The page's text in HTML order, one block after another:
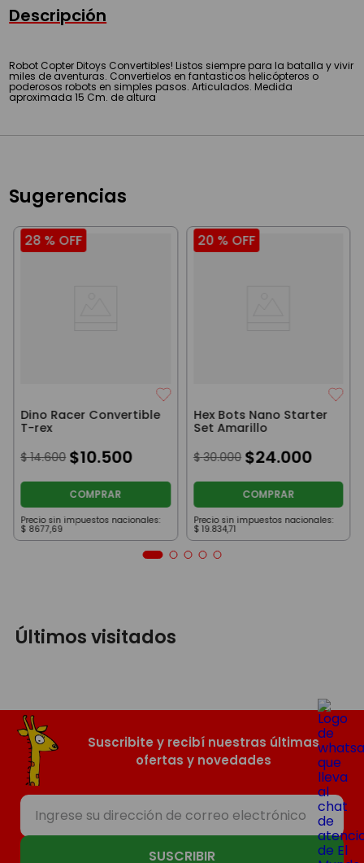
Descripción
Robot Copter Ditoys Convertibles! Listos siempre para la batalla y vivir
miles de aventuras. Convertielos en fantasticos helicópteros o
poderosos robots en simples pasos. Articulados. Medida
aproximada 15 Cm. de altura
Sugerencias
28 % OFF
Dino Racer Convertible
T-rex
$ 14.600 $10.500
COMPRAR
Precio sin impuestos nacionales:
$ 8677,69
20 % OFF
Hex Bots Nano Starter
Set Amarillo
$ 30.000 $24.000
COMPRAR
Precio sin impuestos nacionales:
$ 19.834,71
Últimos visitados
Suscribite y recibí nuestras últimas
ofertas y novedades
SUSCRIBIR